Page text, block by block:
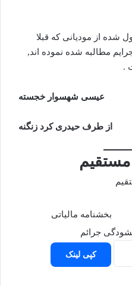
شده از مودیانی که قبلا
مطالبه شده نموده اند,
.
عیسی شهسوار خجسته
از طرف حیدری کرد زنگنه
مستقیم
بخشنامه مالیاتی
جرائم
کپی لینک